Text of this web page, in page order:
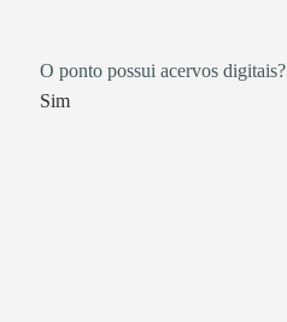
O ponto possui acervos digitais?
Sim